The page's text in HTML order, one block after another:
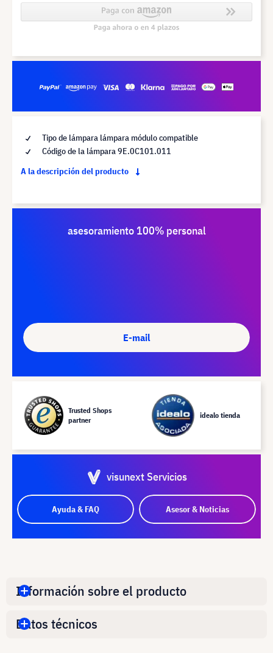
Tipo de lámpara lámpara módulo compatible
Código de la lámpara 9E.0C101.011
A la descripción del producto
asesoramiento 100% personal
E-mail
Trusted Shops
partner
idealo tienda
visunext Servicios
Ayuda & FAQ Asesor & Noticias
Información sobre el producto
Datos técnicos